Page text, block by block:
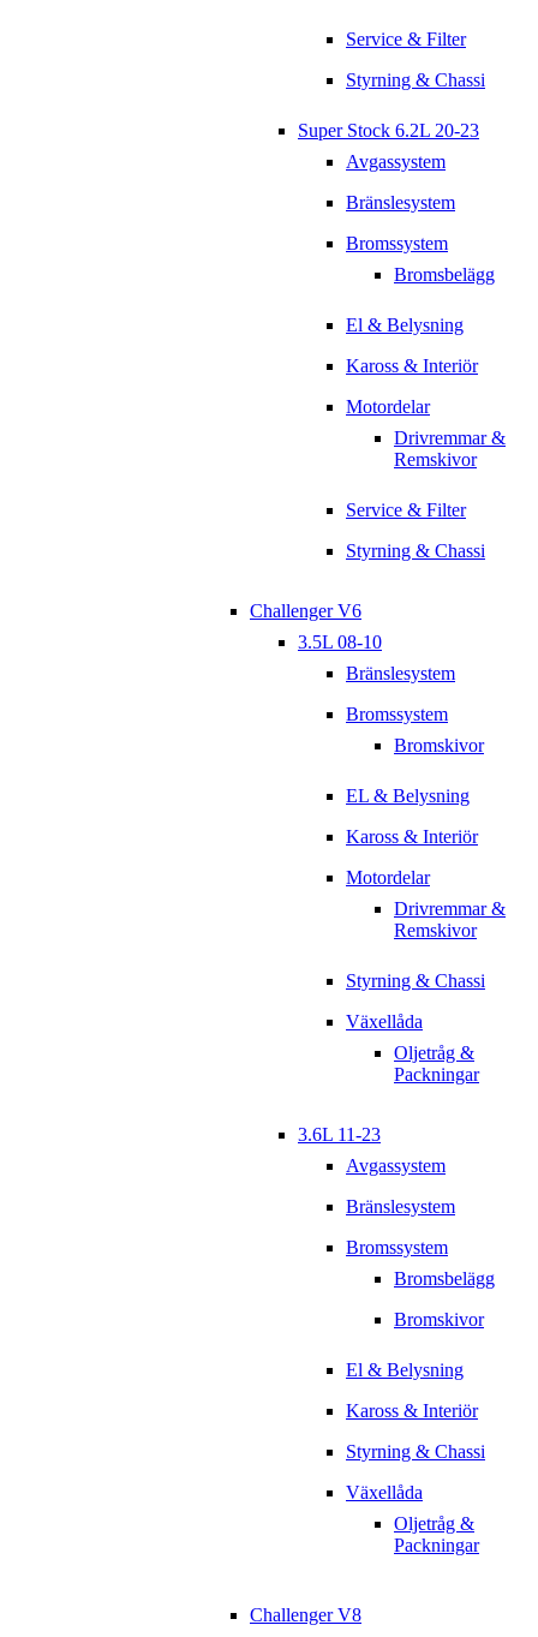
Service & Filter
Styrning & Chassi
Super Stock 6.2L 20-23
Avgassystem
Bränslesystem
Bromssystem
Bromsbelägg
El & Belysning
Kaross & Interiör
Motordelar
Drivremmar &
Remskivor
Service & Filter
Styrning & Chassi
Challenger V6
3.5L 08-10
Bränslesystem
Bromssystem
Bromskivor
EL & Belysning
Kaross & Interiör
Motordelar
Drivremmar &
Remskivor
Styrning & Chassi
Växellåda
Oljetråg &
Packningar
3.6L 11-23
Avgassystem
Bränslesystem
Bromssystem
Bromsbelägg
Bromskivor
El & Belysning
Kaross & Interiör
Styrning & Chassi
Växellåda
Oljetråg &
Packningar
Challenger V8